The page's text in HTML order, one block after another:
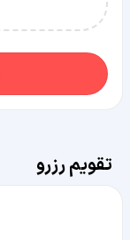
تقویم رزرو